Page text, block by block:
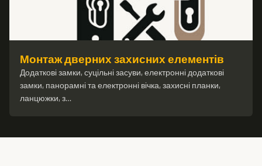
Монтаж дверних захисних елементів
Додаткові замки, суцільні засуви, електронні додаткові
замки, панорамні та електронні вічка, захисні планки,
ланцюжки, з…